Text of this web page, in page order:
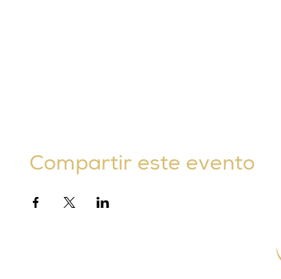
Compartir este evento